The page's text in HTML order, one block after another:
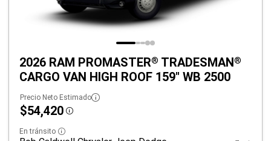
2026 RAM PROMASTER® TRADESMAN®
CARGO VAN HIGH ROOF 159" WB 2500
Precio Neto Estimado
$54,420 Disclosure
En tránsito Disclosure